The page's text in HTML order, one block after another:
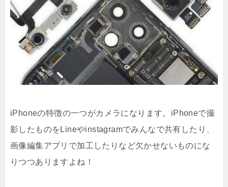
iPhoneの特徴の一つがカメラになります。iPhoneで撮
影したものをLineやinstagramでみんなで共有したり、
画像編集アプリで加工したりなど欠かせないものにな
りつつありますよね！